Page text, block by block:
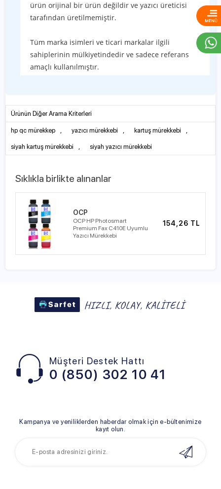
ürün orijinal bir ürün değildir ve yazıcı üreticisi
tarafından üretilmemiştir.
Tüm marka isimleri ve ticari markalar ilgili
sahiplerinin mülkiyetindedir ve sadece referans
amaçlı kullanılmıştır.
Ürünün Diğer Arama Kriterleri
hp qc mürekkep , yazıcı mürekkebi , kartuş mürekkebi ,
siyah kartuş mürekkebi , siyah yazıcı mürekkebi
Sıklıkla birlikte alınanlar
OCP
OCP HP Photosmart
Premium Fax C410E Uyumlu
Yazıcı Mürekkebi
154,26 TL
Müşteri Destek Hattı
0 (850) 302 10 41
Kampanya ve yeniliklerden haberdar olmak için e-bültenimize
kayıt olun.